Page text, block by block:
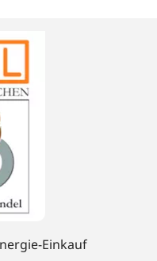
Einkauf